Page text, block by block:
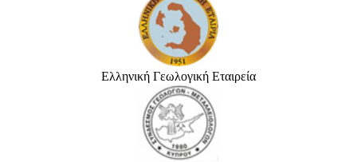
Ελληνική Γεωλογική Εταιρεία